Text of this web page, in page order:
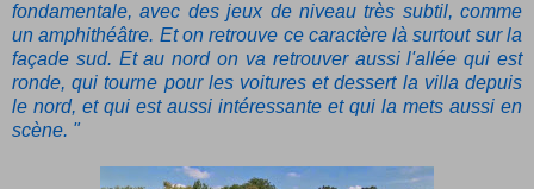
fondamentale, avec des jeux de niveau très subtil, comme
un amphithéâtre. Et on retrouve ce caractère là surtout sur la
façade sud. Et au nord on va retrouver aussi l'allée qui est
ronde, qui tourne pour les voitures et dessert la villa depuis
le nord, et qui est aussi intéressante et qui la mets aussi en
scène. "